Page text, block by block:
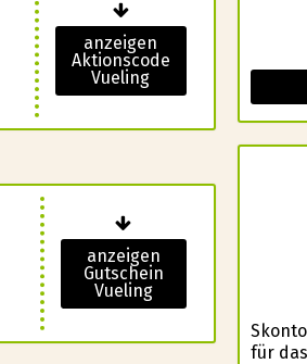
anzeigen
Aktionscode
Vueling
anzeigen
Gutschein
Vueling
für